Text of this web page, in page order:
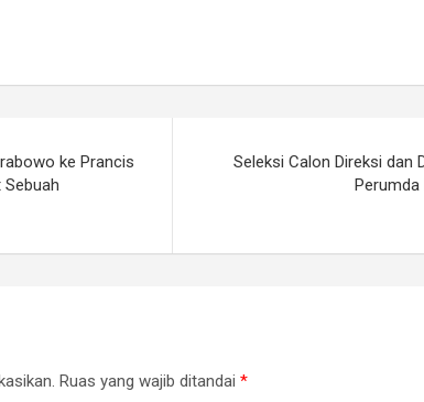
ke Prancis
Seleksi Calon Direksi dan
Perumda
Ruas yang wajib ditandai *